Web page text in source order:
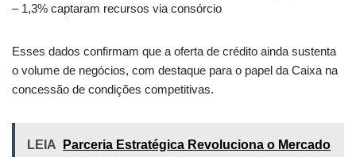
– 1,3% captaram recursos via consórcio
Esses dados confirmam que a oferta de crédito ainda sustenta
o volume de negócios, com destaque para o papel da Caixa na
concessão de condições competitivas.
LEIA
Parceria Estratégica Revoluciona o Mercado